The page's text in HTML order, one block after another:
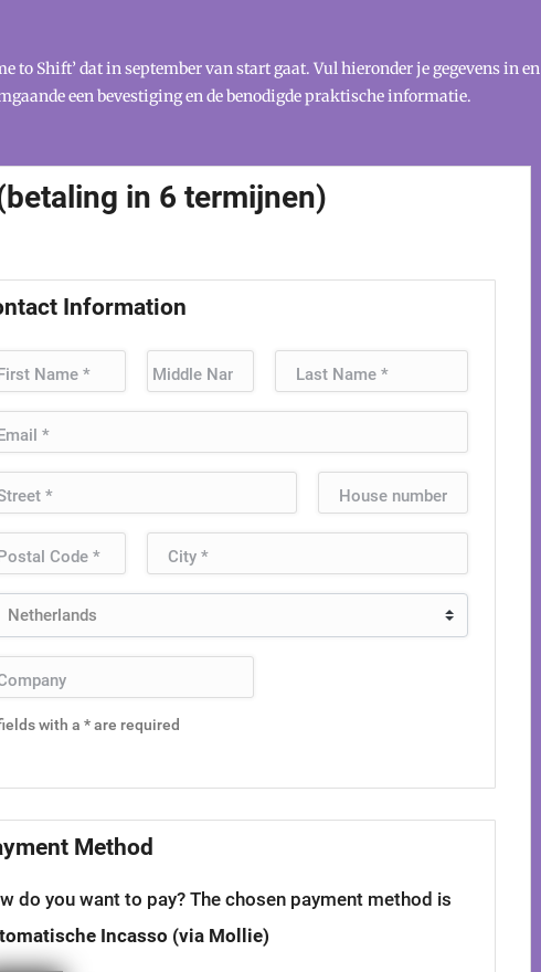
Shift’ dat in september van start gaat. Vul hieronder je gegevens in en
een bevestiging en de benodigde praktische informatie.
in 6 termijnen)
Information
with a * are required
Method
do you want to pay?The chosen payment method is
Incasso (via Mollie)